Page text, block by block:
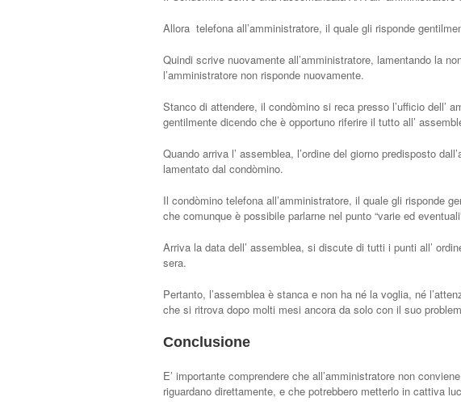
Allora telefona all’amministratore, il quale gli risponde
Quindi scrive nuovamente all’amministratore, lamentando la
l’amministratore non risponde nuovamente.
Stanco di attendere, il condòmino si reca presso l’ufficio dell’
gentilmente dicendo che è opportuno riferire il tutto all’
Quando arriva l’ assemblea, l’ordine del giorno predisposto
lamentato dal condòmino.
Il condòmino telefona all’amministratore, il quale gli risponde
che comunque è possibile parlarne nel punto “varie ed
Arriva la data dell’ assemblea, si discute di tutti i punti all’
sera.
Pertanto, l’assemblea è stanca e non ha né la voglia, né
che si ritrova dopo molti mesi ancora da solo con il suo
Conclusione
E’ importante comprendere che all’amministratore non
riguardano direttamente, e che potrebbero metterlo in cattiva